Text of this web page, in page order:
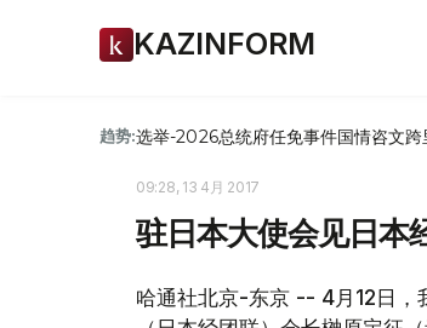
KAZINFORM
趋势:选举-2026总统府任免事件国情咨文跨
09:28, 13 4月 2017
驻日本大使会见日本
哈通社北京-东京 -- 4月12日，